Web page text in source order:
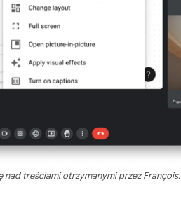
nad treściami otrzymanymi przez François.